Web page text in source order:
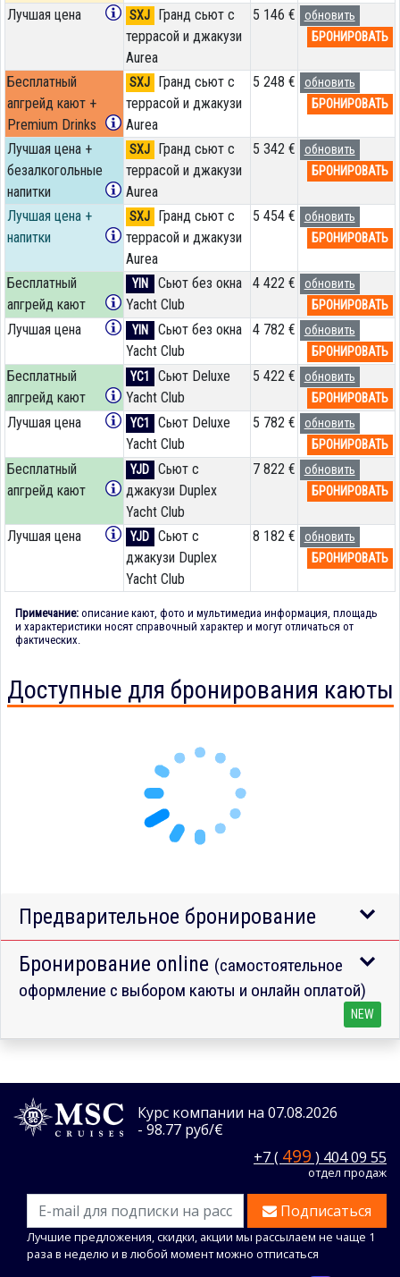
Лучшая цена SXJ
Гранд сьют с
террасой и джакузи
Aurea
5 146 €
обновить
БРОНИРОВАТЬ
Бесплатный
апгрейд кают +
Premium Drinks
SXJ
Гранд сьют с
террасой и джакузи
Aurea
5 248 €
обновить
БРОНИРОВАТЬ
Лучшая цена +
безалкогольные
напитки
SXJ
Гранд сьют с
террасой и джакузи
Aurea
5 342 €
обновить
БРОНИРОВАТЬ
Лучшая цена +
напитки
SXJ
Гранд сьют с
террасой и джакузи
Aurea
5 454 €
обновить
БРОНИРОВАТЬ
Бесплатный
апгрейд кают
YIN
Сьют без окна
Yacht Club
4 422 €
обновить
БРОНИРОВАТЬ
Лучшая цена YIN
Сьют без окна
Yacht Club
4 782 €
обновить
БРОНИРОВАТЬ
Бесплатный
апгрейд кают
YC1
Сьют Deluxe
Yacht Club
5 422 €
обновить
БРОНИРОВАТЬ
Лучшая цена YC1
Сьют Deluxe
Yacht Club
5 782 €
обновить
БРОНИРОВАТЬ
Бесплатный
апгрейд кают
YJD
Сьют с
джакузи Duplex
Yacht Club
7 822 €
обновить
БРОНИРОВАТЬ
Лучшая цена YJD
Сьют с
джакузи Duplex
Yacht Club
8 182 €
обновить
БРОНИРОВАТЬ
Примечание: описание кают, фото и мультимедиа информация, площадь
и характеристики носят справочный характер и могут отличаться от
фактических.
Доступные для бронирования каюты
Предварительное бронирование
Бронирование online (самостоятельное
оформление с выбором каюты и онлайн оплатой)
NEW
Курс компании на 07.08.2026
- 98.77 руб/€
+7 ( 499 ) 404 09 55
отдел продаж
Подписаться
Лучшие предложения, скидки, акции мы рассылаем не чаще 1
раза в неделю и в любой момент можно отписаться